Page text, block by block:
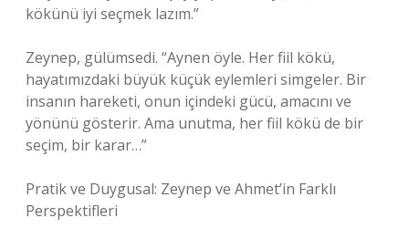
kökünü iyi seçmek lazım.”
Zeynep, gülümsedi. “Aynen öyle. Her fiil kökü,
hayatımızdaki büyük küçük eylemleri simgeler. Bir
insanın hareketi, onun içindeki gücü, amacını ve
yönünü gösterir. Ama unutma, her fiil kökü de bir
seçim, bir karar…”
Pratik ve Duygusal: Zeynep ve Ahmet’in Farklı
Perspektifleri